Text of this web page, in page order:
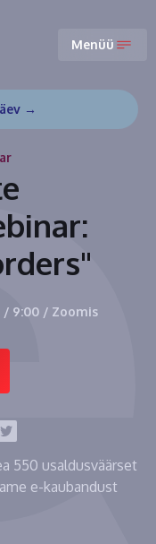
Menüü
→
/ 9:00/ Zoomis
550 usaldusväärset
e-kaubandust